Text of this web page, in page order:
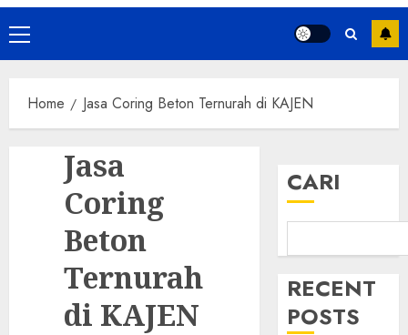
Primary
Menu
Home Jasa Coring Beton Ternurah di KAJEN
Jasa
Coring
Beton
Ternurah
di KAJEN
CARI
RECENT
POSTS